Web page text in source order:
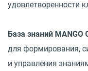
удовлетворенности
База знаний MANGO
для формирования,
и управления